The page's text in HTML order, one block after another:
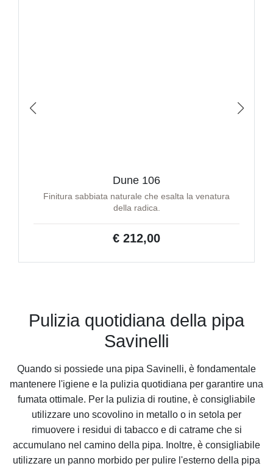
Dune 106
Finitura sabbiata naturale che esalta la venatura
della radica.
€ 212,00
Pulizia quotidiana della pipa
Savinelli
Quando si possiede una pipa Savinelli, è fondamentale
mantenere l'igiene e la pulizia quotidiana per garantire una
fumata ottimale. Per la pulizia di routine, è consigliabile
utilizzare uno scovolino in metallo o in setola per
rimuovere i residui di tabaccoe di catrame che si
accumulano nel camino della pipa. Inoltre, è consigliabile
utilizzare un panno morbido per pulire l'esterno della pipa